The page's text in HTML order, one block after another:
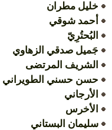
خليل مطران
أحمد شوقي
البُحتُرِيّ
جَميل صدقي الزهاوي
الشريف المرتضى
حسن حسني الطويراني
الأرجاني
الأخرس
سليمان البستاني